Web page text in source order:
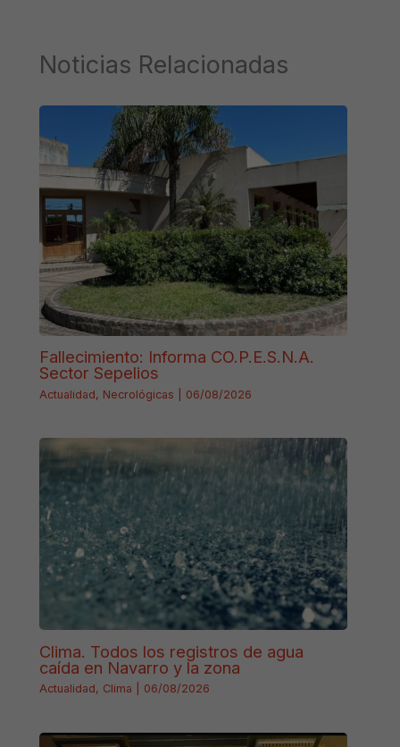
Noticias Relacionadas
Fallecimiento: Informa CO.P.E.S.N.A.
Sector Sepelios
Actualidad, Necrológicas 06/08/2026
Clima. Todos los registros de agua
caída en Navarro y la zona
Actualidad, Clima 06/08/2026